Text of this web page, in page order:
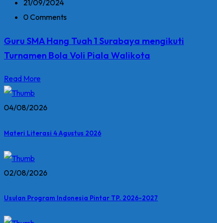
21/09/2024
0 Comments
Guru SMA Hang Tuah 1 Surabaya mengikuti
Turnamen Bola Voli Piala Walikota
Read More
04/08/2026
Materi Literasi 4 Agustus 2026
02/08/2026
Usulan Program Indonesia Pintar TP. 2026-2027